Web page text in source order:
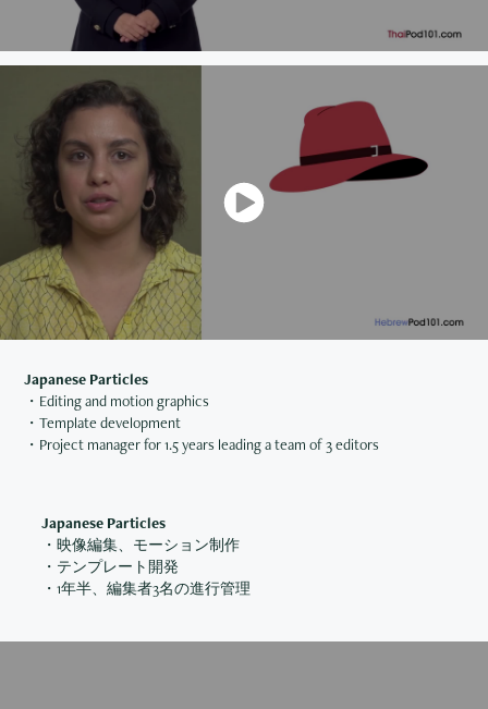
Japanese Particles
・Editing and motion graphics
・Template development
・Project manager for 1.5 years leading a team of 3 editors
Japanese Particles
・映像編集、モーション制作
・テンプレート開発
・1年半、編集者3名の進行管理